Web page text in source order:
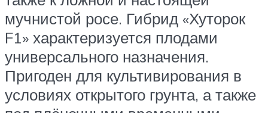
мучнистой росе. Гибрид «Хуторок
F1» характеризуется плодами
универсального назначения.
Пригоден для культивирования в
условиях открытого грунта, а также